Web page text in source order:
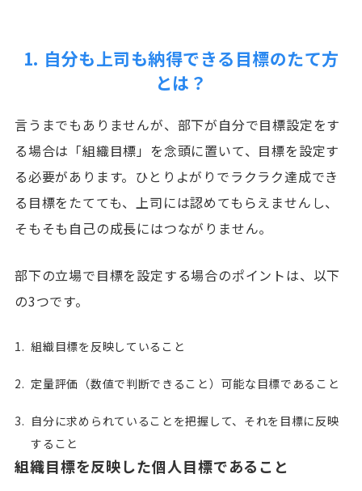
1. 自分も上司も納得できる目標のたて方
とは？
言うまでもありませんが、部下が自分で目標設定をす
る場合は「組織目標」を念頭に置いて、目標を設定す
る必要があります。ひとりよがりでラクラク達成でき
る目標をたてても、上司には認めてもらえませんし、
そもそも自己の成長にはつながりません。
部下の立場で目標を設定する場合のポイントは、以下
の3つです。
組織目標を反映していること
定量評価（数値で判断できること）可能な目標であること
自分に求められていることを把握して、それを目標に反映
すること
組織目標を反映した個人目標であること